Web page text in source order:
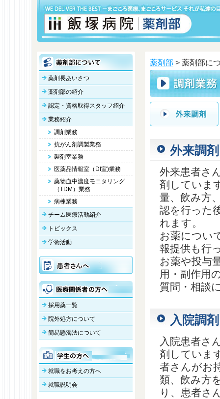
薬剤長あいさつ
薬剤部の紹介
認定・資格取得スタッフ紹介
業務紹介
調剤業務
抗がん剤調製業務
製剤室業務
医薬品情報室（DI室)業務
薬物血中濃度モニタリング
（TDM）業務
病棟業務
チーム医療活動紹介
トピックス
学術活動
採用薬一覧
院外処方について
簡易懸濁法について
就職をお考えの方へ
就職説明会
薬剤部 > 薬剤部に
外来調剤
外来患者さ
剤していま
量、飲み方
認を行った
れます。
お薬につい
報提供も行
お薬や投与
用・副作用
質問・相談
入院調剤
入院患者さ
剤していま
者さんがお
類、飲み方
り、患者さ